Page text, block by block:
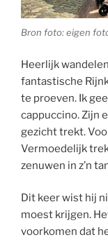
Bron foto: eigen
Heerlijk
fantastische
te proeven. Ik
cappuccino. Zijn
gezicht trekt.
Vermoedelijk
zenuwen in z’n
Dit keer wist hij
moest krijgen.
voorkomen dat